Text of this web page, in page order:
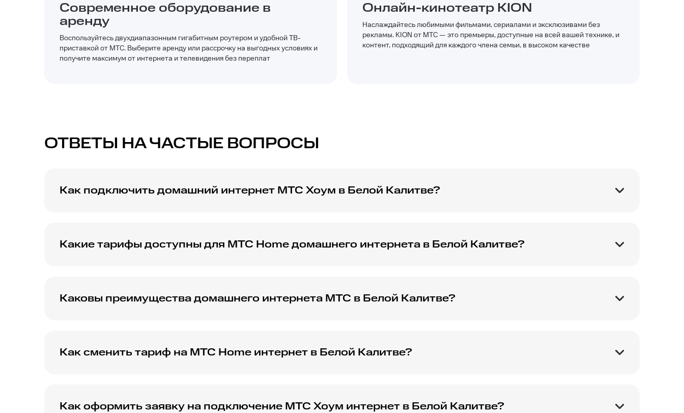
Современное оборудование в
аренду
Воспользуйтесь двухдиапазонным гигабитным роутером и удобной ТВ-
приставкой от МТС. Выберите аренду или рассрочку на выгодных условиях и
получите максимум от интернета и телевидения без переплат
Онлайн-кинотеатр KION
Наслаждайтесь любимыми фильмами, сериалами и эксклюзивами без
рекламы. KION от МТС — это премьеры, доступные на всей вашей технике, и
контент, подходящий для каждого члена семьи, в высоком качестве
ОТВЕТЫ НА ЧАСТЫЕ ВОПРОСЫ
Как подключить домашний интернет МТС Хоум в Белой Калитве?
Какие тарифы доступны для МТС Home домашнего интернета в Белой Калитве?
Каковы преимущества домашнего интернета МТС в Белой Калитве?
Как сменить тариф на МТС Home интернет в Белой Калитве?
Как оформить заявку на подключение МТС Хоум интернет в Белой Калитве?